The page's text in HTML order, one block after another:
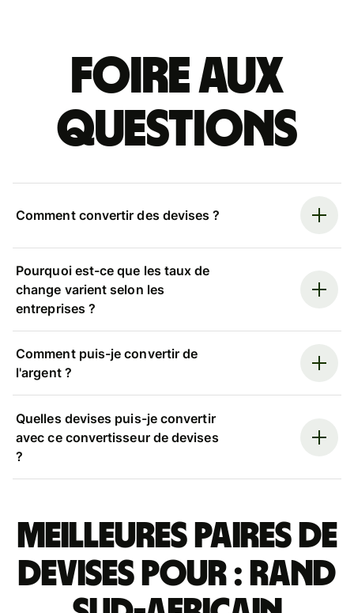
Foire aux
questions
Comment convertir des devises ?
Pourquoi est-ce que les taux de
change varient selon les
entreprises ?
Comment puis-je convertir de
l'argent ?
Quelles devises puis-je convertir
avec ce convertisseur de devises
?
Meilleures paires de
devises pour : rand